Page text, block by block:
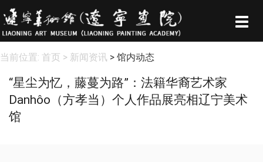
当前位置: 首页 > 新闻资讯 > 馆内动态
“星尘为忆，藤蔓为路”：法籍华裔艺术家
Danhôo（方孝当）个人作品展亮相辽宁美术
馆